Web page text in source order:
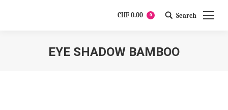
CHF 0.00 0 Search:
Search
EYE SHADOW BAMBOO